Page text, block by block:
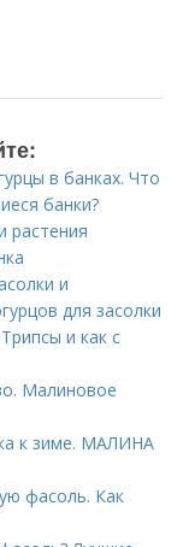
в банках. Что
банки?
растения
и
для засолки
и как с
Малиновое
к зиме. МАЛИНА
фасоль. Как